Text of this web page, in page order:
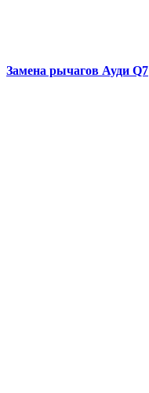
Замена рычагов Ауди Q7